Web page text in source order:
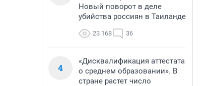
Новый поворот в деле
убийства россиян в Таиланде
23 168 36
4
«Дисквалификация аттестата
о среднем образовании». В
стране растет число